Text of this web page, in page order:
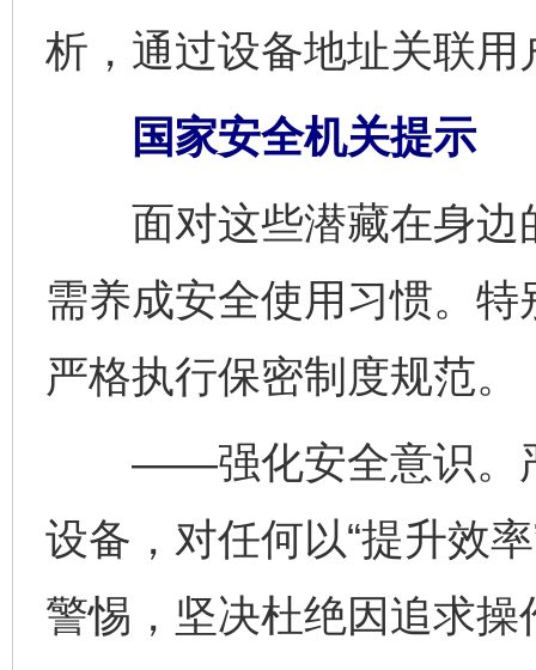
析，通过设备地址关联
国家安全机关提示
面对这些潜藏在身边
需养成安全使用习惯。
严格执行保密制度规范。
——强化安全意识。严
设备，对任何以“提升效
警惕，坚决杜绝因追求